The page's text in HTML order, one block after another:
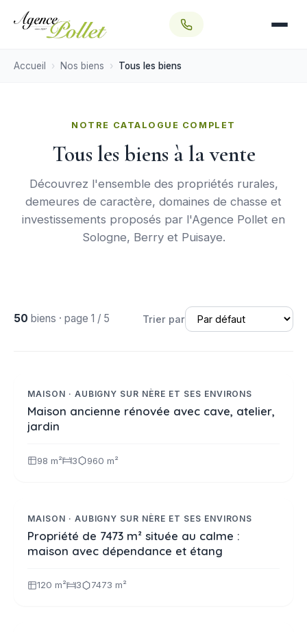
Aubigny-sur-Nère
Sologne
SÉLECTIONS
Nos coups de cœur
Vendu par l'agence
Accueil Nos biens Tous les biens
NOTRE CATALOGUE COMPLET
Tous les biens à la vente
Découvrez l'ensemble des propriétés rurales,
demeures de caractère, domaines de chasse et
investissements proposés par l'Agence Pollet en
Sologne, Berry et Puisaye.
50 biens · page 1 / 5 Trier par
NOUVEAUTE
MAISON · AUBIGNY SUR NÈRE ET SES ENVIRONS
Maison ancienne rénovée avec cave, atelier,
jardin
98 m² 3 960 m²
NOUVEAUTE
MAISON · AUBIGNY SUR NÈRE ET SES ENVIRONS
Propriété de 7473 m² située au calme :
maison avec dépendance et étang
120 m² 3 7473 m²